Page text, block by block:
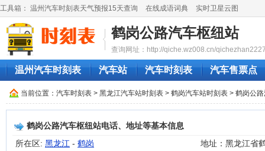
工具箱： 温州汽车时刻表天气预报15天查询 在线成语词典 实时卫星云图
鹤岗公路汽车枢纽站
查询网址：http://qiche.wz008.cn/
温州汽车时刻表 汽车站 汽车时刻表 汽车售票点
当前位置： 汽车时刻表 > 黑龙江汽车站时刻表 > 鹤岗汽车站时刻表 > 鹤岗公
鹤岗公路汽车枢纽站电话、地址等基本信息
所在区: 黑龙江 - 鹤岗
地址：黑龙江省